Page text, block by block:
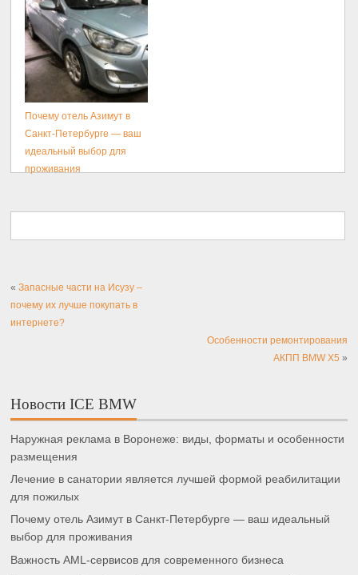
Почему отель Азимут в
Санкт-Петербурге — ваш
идеальный выбор для
проживания
«Запасные части на Исузу –
почему их лучше покупать в
интернете?
Особенности ремонтирования
АКПП BMW X5 »
Новости ICE BMW
Наружная реклама в Воронеже: виды, форматы и особенности
размещения
Лечение в санатории является лучшей формой реабилитации
для пожилых
Почему отель Азимут в Санкт-Петербурге — ваш идеальный
выбор для проживания
Важность AML-сервисов для современного бизнеса